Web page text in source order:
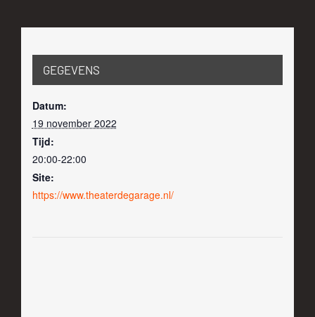
GEGEVENS
Datum:
19 november 2022
Tijd:
20:00-22:00
Site:
https://www.theaterdegarage.nl/